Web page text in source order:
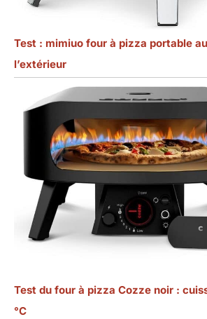
Test : mimiuo four à pizza portable
l’extérieur
Test du four à pizza Cozze noir :
°C